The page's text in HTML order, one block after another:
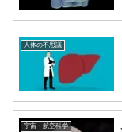
人体の不思議
宇宙・航空科学